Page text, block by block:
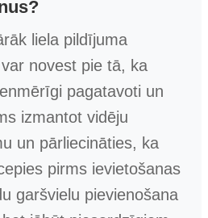
liela pildījuma
novest pie tā, ka
pagatavoti un
izmantot vidēju
un pārliecināties, ka
pirms ievietošanas
garšvielu pievienošana